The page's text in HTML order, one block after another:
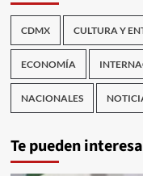
CDMX CULTURA Y
ECONOMÍA
NACIONALES
Te pueden